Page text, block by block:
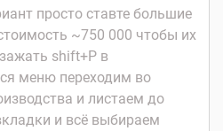
просто ставте большие
~750 000 чтобы их
shift+P в
меню переходим во
и листаем до
и всё выбираем